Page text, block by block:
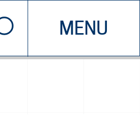
MENU
CHI SIAMO
EDDYBURG